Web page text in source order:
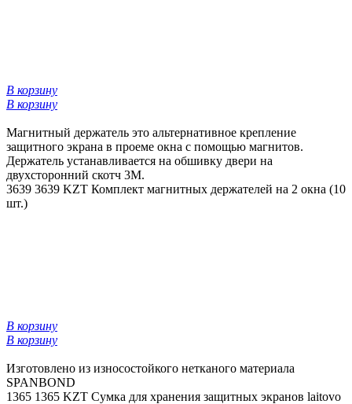
В корзину
В корзину
Магнитный держатель это альтернативное крепление
защитного экрана в проеме окна с помощью магнитов.
Держатель устанавливается на обшивку двери на
двухсторонний скотч 3М.
3639 3639 KZT Комплект магнитных держателей на 2 окна (10
шт.)
В корзину
В корзину
Изготовлено из износостойкого нетканого материала
SPANBOND
1365 1365 KZT Сумка для хранения защитных экранов laitovo